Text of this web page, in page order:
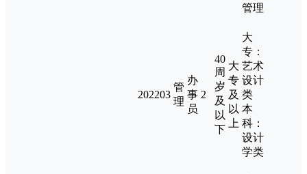
管理
202203
管
理
办
事
员
2
40
周
岁
及
以
下
大
专
及
以
上
大
专：
艺术
设计
类
本
科：
设计
学类